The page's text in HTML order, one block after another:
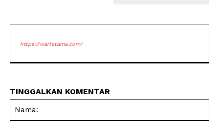
https://wartatama.com/
TINGGALKAN KOMENTAR